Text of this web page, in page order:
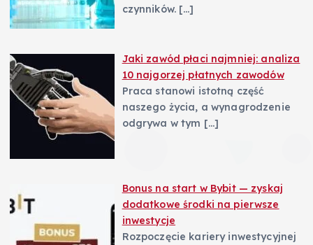
czynników. […]
Jaki zawód płaci najmniej: analiza
10 najgorzej płatnych zawodów
Praca stanowi istotną część
naszego życia, a wynagrodzenie
odgrywa w tym […]
Bonus na start w Bybit — zyskaj
dodatkowe środki na pierwsze
inwestycje
Rozpoczęcie kariery inwestycyjnej